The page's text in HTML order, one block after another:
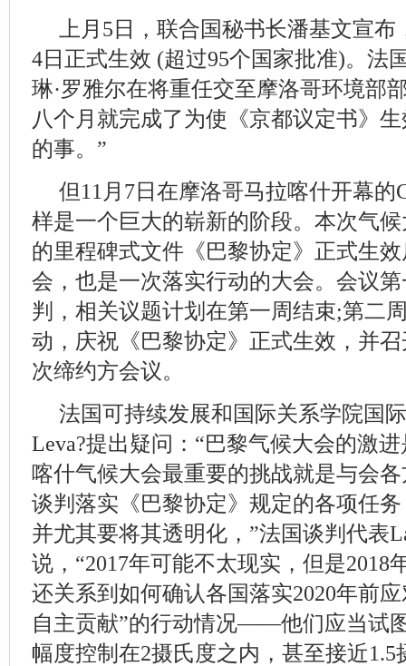
上月5日，联合国秘书长潘基文宣
4日正式生效 (超过95个国家批准)。法
琳·罗雅尔在将重任交至摩洛哥环境部
八个月就完成了为使《京都议定书》
的事。”
但11月7日在摩洛哥马拉喀什开幕的
样是一个巨大的崭新的阶段。本次气
的里程碑式文件《巴黎协定》正式生
会，也是一次落实行动的大会。会议
判，相关议题计划在第一周结束;第二
动，庆祝《巴黎协定》正式生效，并
次缔约方会议。
法国可持续发展和国际关系学院国
Leva?提出疑问：“巴黎气候大会的激
喀什气候大会最重要的挑战就是与会
谈判落实《巴黎协定》规定的各项任
并尤其要将其透明化，”法国谈判代表
说，“2017年可能不太现实，但是2018
还关系到如何确认各国落实2020年前
自主贡献”的行动情况——他们应当试
幅度控制在2摄氏度之内，甚至接近1.5